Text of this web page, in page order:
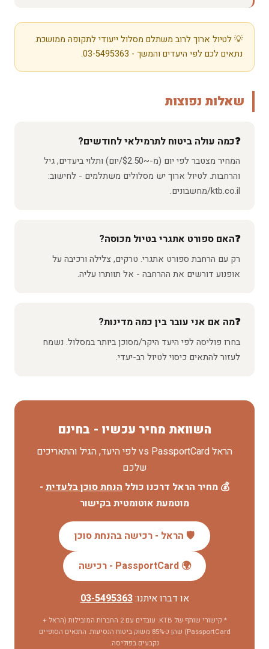
💡 לטיול ארוך לרוב משתלם מסלול ייעודי לתקופה ממושכת.
נתאים לכם לפי היעדים והמשך - 03-5495363.
שאלות נפוצות
כמה עולה ביטוח לתרמילאי לחודשים?
המחיר מצטבר לפי יום (מ-~$2.50/יום) ותלוי ביעדים, גיל
והרחבות. לטיול ארוך יש מסלולים משתלמים - לחישוב:
ktb.co.il/מחשבונים.
האם ספורט אתגרי בטיול מכוסה?
רק עם הרחבת ספורט אתגרי. טרקים, צלילה ורכיבה על
אופנוע דורשים את ההרחבה - אל תוותרו עליה.
מה אם אני עובר בין כמה מדינות?
בחרו פוליסה לפי היעד היקר/מסוכן ביותר במסלול. נשמח
לעזור להתאים כיסוי לטיול רב-יעדי.
השוואת מחיר עכשיו - בחינם
הראל vs PassportCard לפי היעד, הגיל והתאריכים
שלכם
💰 מחיר הראל דרכנו כולל הנחת סוכן בלעדית -
מוטמעת אוטומטית בקישור
🛡️ הראל - רכישה בהנחת סוכן
🌍 PassportCard - רכישה
או דברו איתנו:03-5495363
* קישורי שותף של KTB. עובדים עם 2 החברות המובילות (הראל +
PassportCard) שהן כ-85% משוק ביטוח הנסיעות. התנאים הסופיים
נקבעים בפוליסה.